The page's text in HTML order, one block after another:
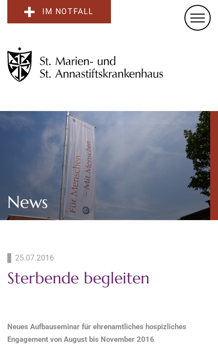
IM NOTFALL
News
25.07.2016
Sterbende begleiten
Neues Aufbauseminar für ehrenamtliches hospizliches
Engagement von August bis November 2016